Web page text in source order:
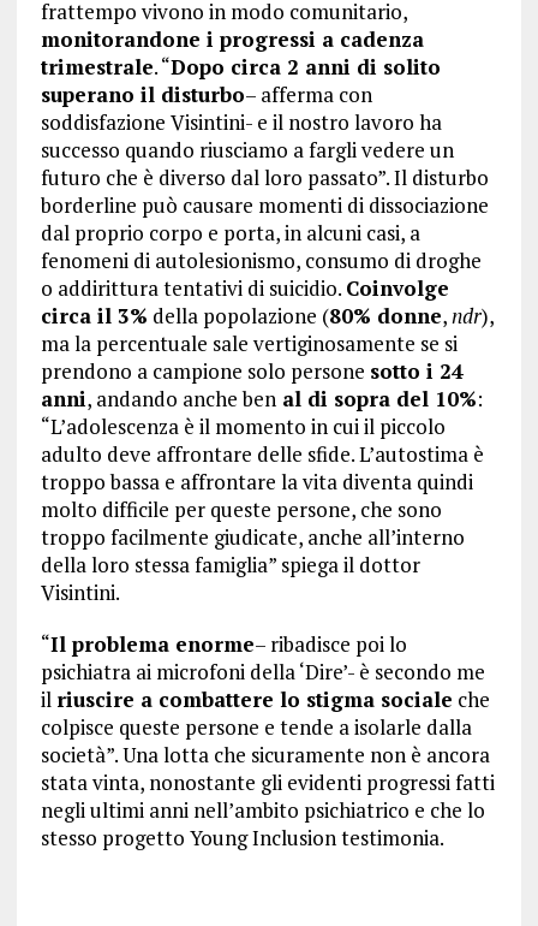
frattempo vivono in modo comunitario,
monitorandone i progressi a cadenza
trimestrale. “Dopo circa 2 anni di solito
superano il disturbo– afferma con
soddisfazione Visintini- e il nostro lavoro ha
successo quando riusciamo a fargli vedere un
futuro che è diverso dal loro passato”. Il disturbo
borderline può causare momenti di dissociazione
dal proprio corpo e porta, in alcuni casi, a
fenomeni di autolesionismo, consumo di droghe
o addirittura tentativi di suicidio. Coinvolge
circa il 3% della popolazione (80% donne,ndr),
ma la percentuale sale vertiginosamente se si
prendono a campione solo persone sotto i 24
anni, andando anche benal di sopra del 10%:
“L’adolescenza è il momento in cui il piccolo
adulto deve affrontare delle sfide. L’autostima è
troppo bassa e affrontare la vita diventa quindi
molto difficile per queste persone, che sono
troppo facilmente giudicate, anche all’interno
della loro stessa famiglia” spiega il dottor
Visintini.
“Il problema enorme– ribadisce poi lo
psichiatra ai microfoni della ‘Dire’- è secondo me
il riuscire a combattere lo stigma sociale che
colpisce queste persone e tende a isolarle dalla
società”. Una lotta che sicuramente non è ancora
stata vinta, nonostante gli evidenti progressi fatti
negli ultimi anni nell’ambito psichiatrico e che lo
stesso progetto Young Inclusion testimonia.